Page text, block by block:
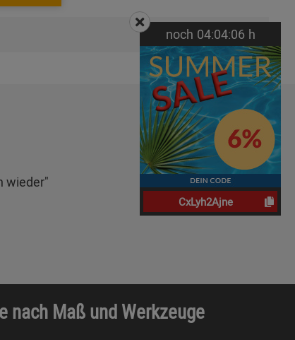
Seiten:
wieder"
nach Maß und Werkzeuge
noch 04:04:06 h
CxLyh2Ajne